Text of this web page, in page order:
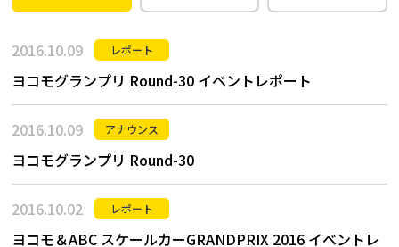
2016.10.09 レポート
ヨコモグランプリ Round-30 イベントレポート
2016.10.09 アナウンス
ヨコモグランプリ Round-30
2016.10.02 レポート
ヨコモ＆ABC スケールカーGRANDPRIX 2016 イベントレ